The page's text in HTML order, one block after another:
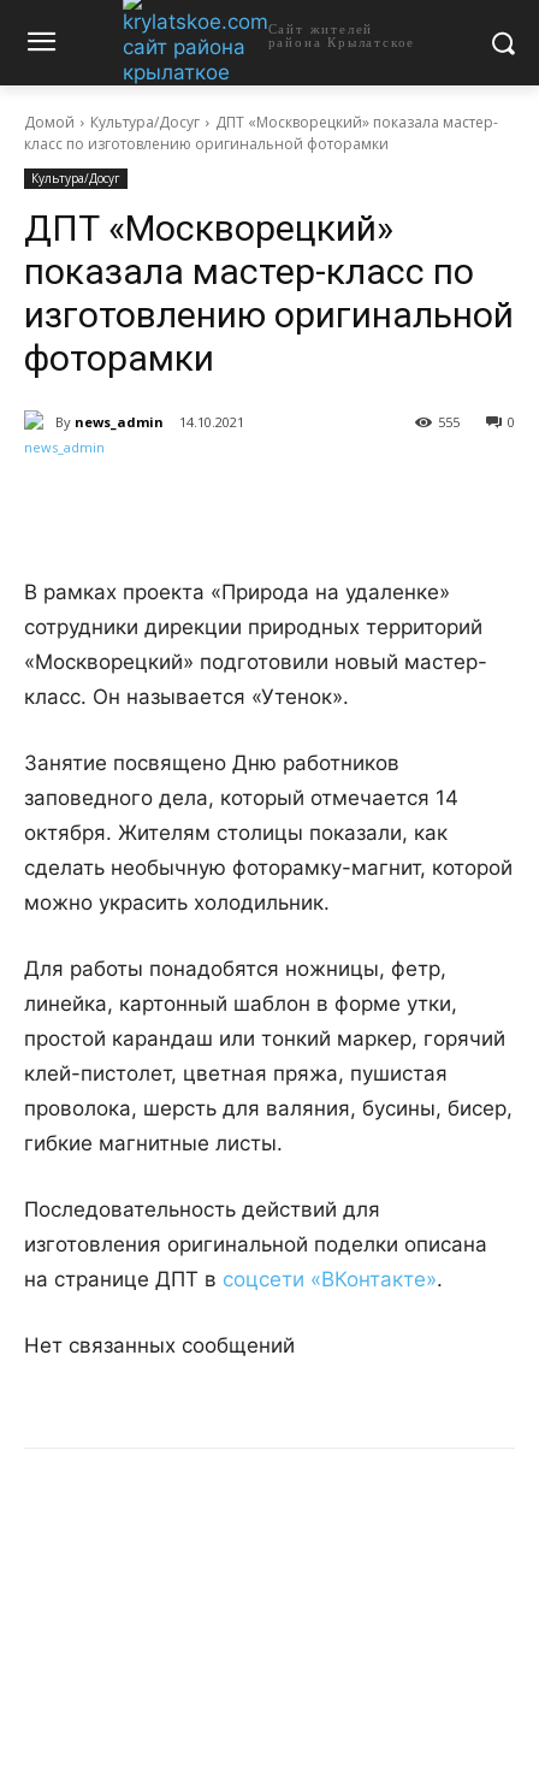
Сайт жителей
района Крылатское
Домой Культура/Досуг
ДПТ «Москворецкий» показала мастер-
класс по изготовлению оригинальной фоторамки
Культура/Досуг
ДПТ «Москворецкий»
показала мастер-класс по
изготовлению оригинальной
фоторамки
By news_admin 14.10.2021 0
555
В рамках проекта «Природа на удаленке»
сотрудники дирекции природных территорий
«Москворецкий» подготовили новый мастер-
класс. Он называется «Утенок».
Занятие посвящено Дню работников
заповедного дела, который отмечается 14
октября. Жителям столицы показали, как
сделать необычную фоторамку-магнит, которой
можно украсить холодильник.
Для работы понадобятся ножницы, фетр,
линейка, картонный шаблон в форме утки,
простой карандаш или тонкий маркер, горячий
клей-пистолет, цветная пряжа, пушистая
проволока, шерсть для валяния, бусины, бисер,
гибкие магнитные листы.
Последовательность действий для
изготовления оригинальной поделки описана
на странице ДПТ в соцсети «ВКонтакте».
Нет связанных сообщений